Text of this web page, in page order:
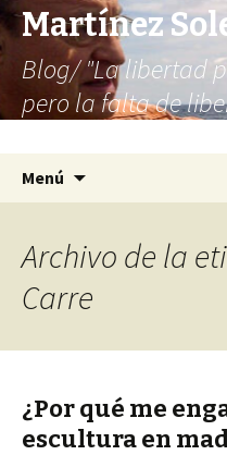
Martínez
Blog/ "La libertad
pero la falta de
Menú
Archivo de la
Carre
¿Por qué me
escultura en